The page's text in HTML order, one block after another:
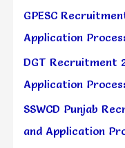
GPESC
Application
DGT Recruitment
Application
SSWCD Punjab
and Application